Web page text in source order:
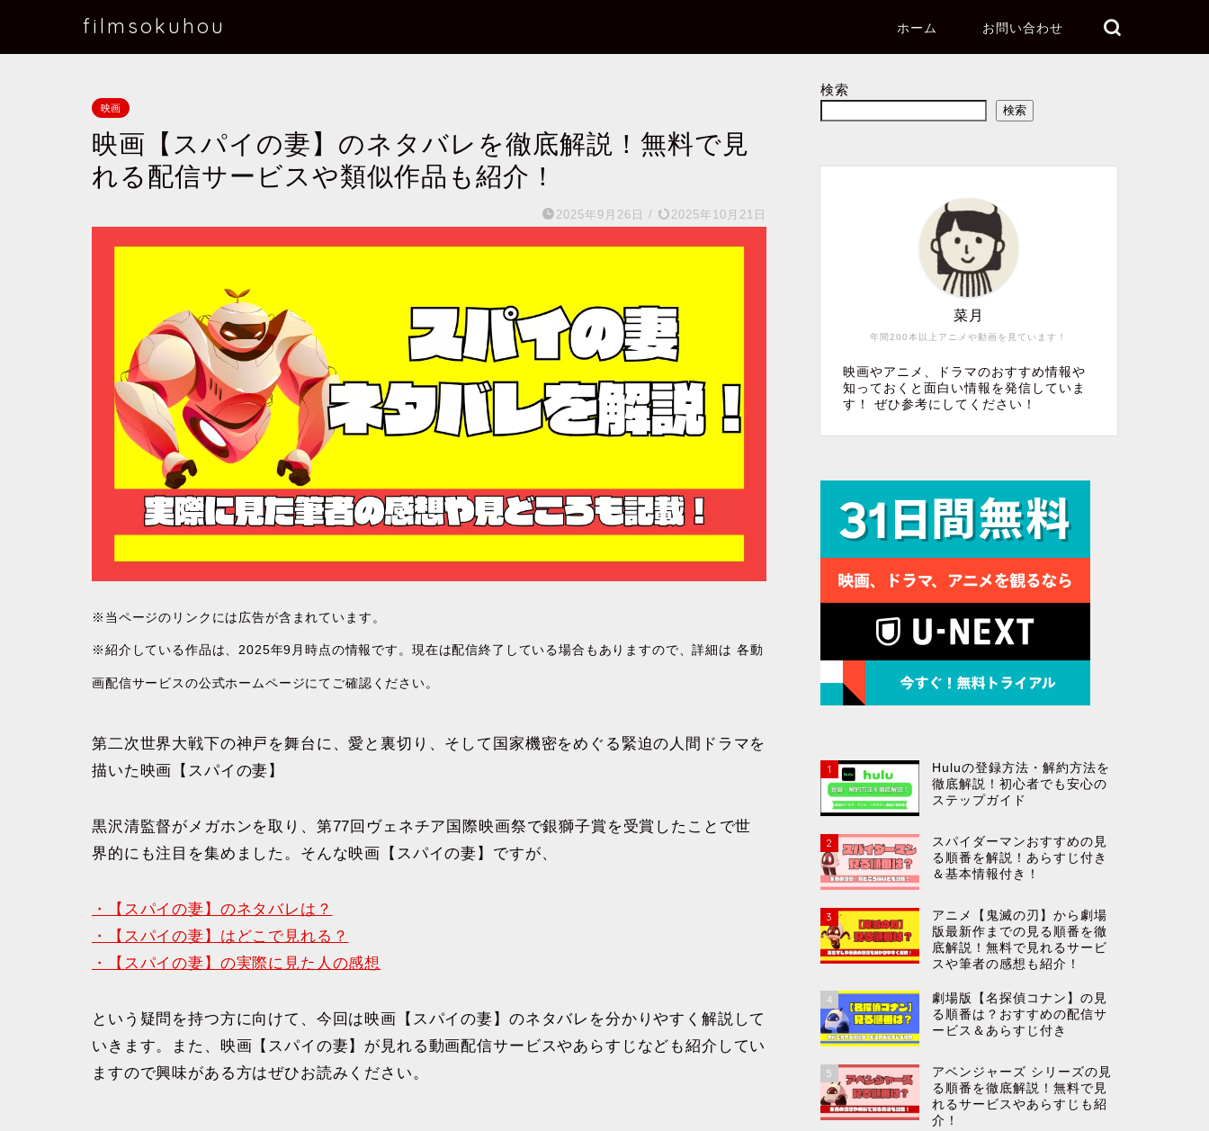
filmsokuhou ホーム お問い合わせ
映画
映画【スパイの妻】のネタバレを徹底解説！無料で見
れる配信サービスや類似作品も紹介！
2025年9月26日 / 2025年10月21日
※当ページのリンクには広告が含まれています。
※紹介している作品は、2025年9月時点の情報です。現在は配信終了している場合もありますので、詳細は 各動
画配信サービスの公式ホームページにてご確認ください。
第二次世界大戦下の神戸を舞台に、愛と裏切り、そして国家機密をめぐる緊迫の人間ドラマを
描いた映画【スパイの妻】
黒沢清監督がメガホンを取り、第77回ヴェネチア国際映画祭で銀獅子賞を受賞したことで世
界的にも注目を集めました。そんな映画【スパイの妻】ですが、
・【スパイの妻】のネタバレは？
・【スパイの妻】はどこで見れる？
・【スパイの妻】の実際に見た人の感想
という疑問を持つ方に向けて、今回は映画【スパイの妻】のネタバレを分かりやすく解説して
いきます。また、映画【スパイの妻】が見れる動画配信サービスやあらすじなども紹介してい
ますので興味がある方はぜひお読みください。
検索
検索
年間200本以上アニメや動画を見ています！
菜月
映画やアニメ、ドラマのおすすめ情報や
知っておくと面白い情報を発信していま
す！ ぜひ参考にしてください！
1
Huluの登録方法・解約方法を
徹底解説！初心者でも安心の
ステップガイド
2
スパイダーマンおすすめの見
る順番を解説！あらすじ付き
＆基本情報付き！
3
アニメ【鬼滅の刃】から劇場
版最新作までの見る順番を徹
底解説！無料で見れるサービ
スや筆者の感想も紹介！
4
劇場版【名探偵コナン】の見
る順番は？おすすめの配信サ
ービス＆あらすじ付き
5
アベンジャーズ シリーズの見
る順番を徹底解説！無料で見
れるサービスやあらすじも紹
介！